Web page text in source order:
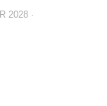
2028 ·